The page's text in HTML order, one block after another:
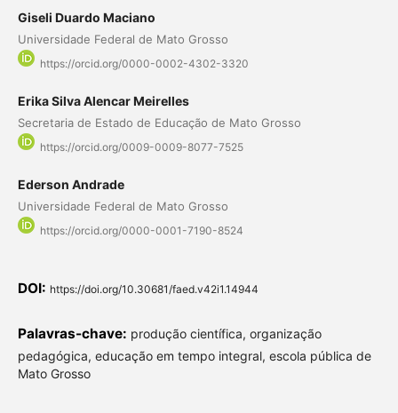
Giseli Duardo Maciano
Universidade Federal de Mato Grosso
https://orcid.org/0000-0002-4302-3320
Erika Silva Alencar Meirelles
Secretaria de Estado de Educação de Mato Grosso
https://orcid.org/0009-0009-8077-7525
Ederson Andrade
Universidade Federal de Mato Grosso
https://orcid.org/0000-0001-7190-8524
DOI: https://doi.org/10.30681/faed.v42i1.14944
Palavras-chave: produção científica, organização
pedagógica, educação em tempo integral, escola pública de
Mato Grosso